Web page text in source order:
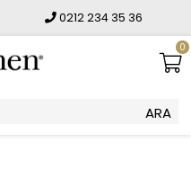
0212 234 35 36
0